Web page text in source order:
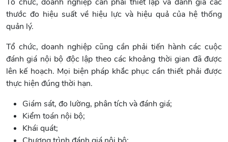
thước đo hiệu suất về hiệu lực và hiệu quả của hệ thống
quản lý.
Tổ chức, doanh nghiệp cũng cần phải tiến hành các cuộc
đánh giá nội bộ độc lập theo các khoảng thời gian đã được
lên kế hoạch. Mọi biện pháp khắc phục cần thiết phải được
thực hiện đúng thời hạn.
Giám sát, đo lường, phân tích và đánh giá;
Kiểm toán nội bộ;
Khái quát;